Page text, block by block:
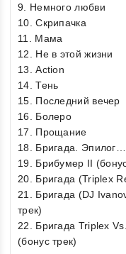
9. Немного любви
10. Скрипачка
11. Мама
12. Не в этой жизни
13. Action
14. Тень
15. Последний вечер
16. Болеро
17. Прощание
18. Бригада. Эпилог…
19. Брибумер II
20. Бригада (Triplex
21. Бригада (DJ
трек)
22. Бригада Triplex
(бонус трек)